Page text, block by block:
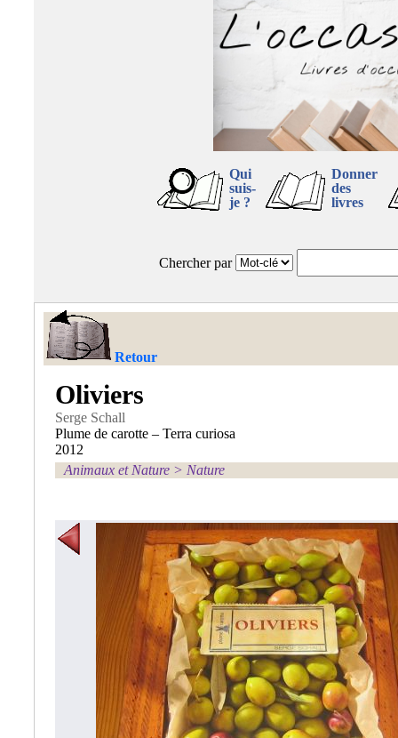
Qui
suis-
je ?
Donner
des
livres
Chercher par
Retour
Oliviers
Serge Schall
Plume de carotte – Terra curiosa
2012
Animaux et Nature > Nature